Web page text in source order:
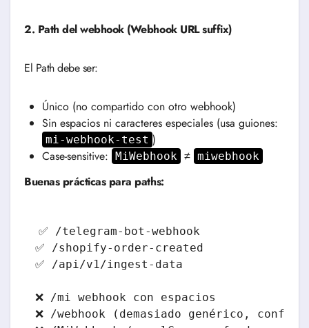
2. Path del webhook (Webhook URL suffix)
El Path debe ser:
Único (no compartido con otro webhook)
Sin espacios ni caracteres especiales (usa guiones:
mi-webhook-test )
Case-sensitive:
MiWebhook ≠ miwebhook
Buenas prácticas para paths:
✅ /telegram-bot-webhook
✅ /shopify-order-created
✅ /api/v1/ingest-data
❌ /mi webhook con espacios
❌ /webhook (demasiado genérico,